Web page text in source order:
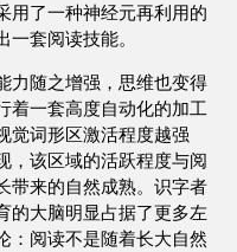
用了一种神经元再利用的
套阅读技能。
随之增强，思维也变得
着一套高度自动化的加工
觉词形区激活程度越强
，该区域的活跃程度与阅
带来的自然成熟。识字者
的大脑明显占据了更多左
：阅读不是随着长大自然